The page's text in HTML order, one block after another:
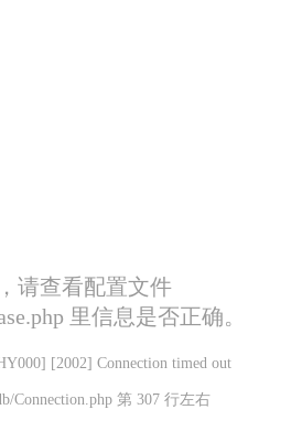
请查看配置文件
里信息是否正确。
[2002] Connection timed out
Connection.php 第 307 行左右